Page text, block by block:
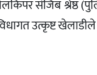
संजिब श्रेष्ठ
उत्कृष्ट